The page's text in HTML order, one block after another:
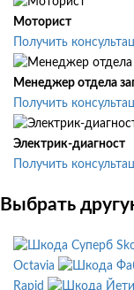
Моторист
Получить
Менеджер отдела
Получить
Электрик-диагност
Получить
Выбрать
Octavia
Rapid